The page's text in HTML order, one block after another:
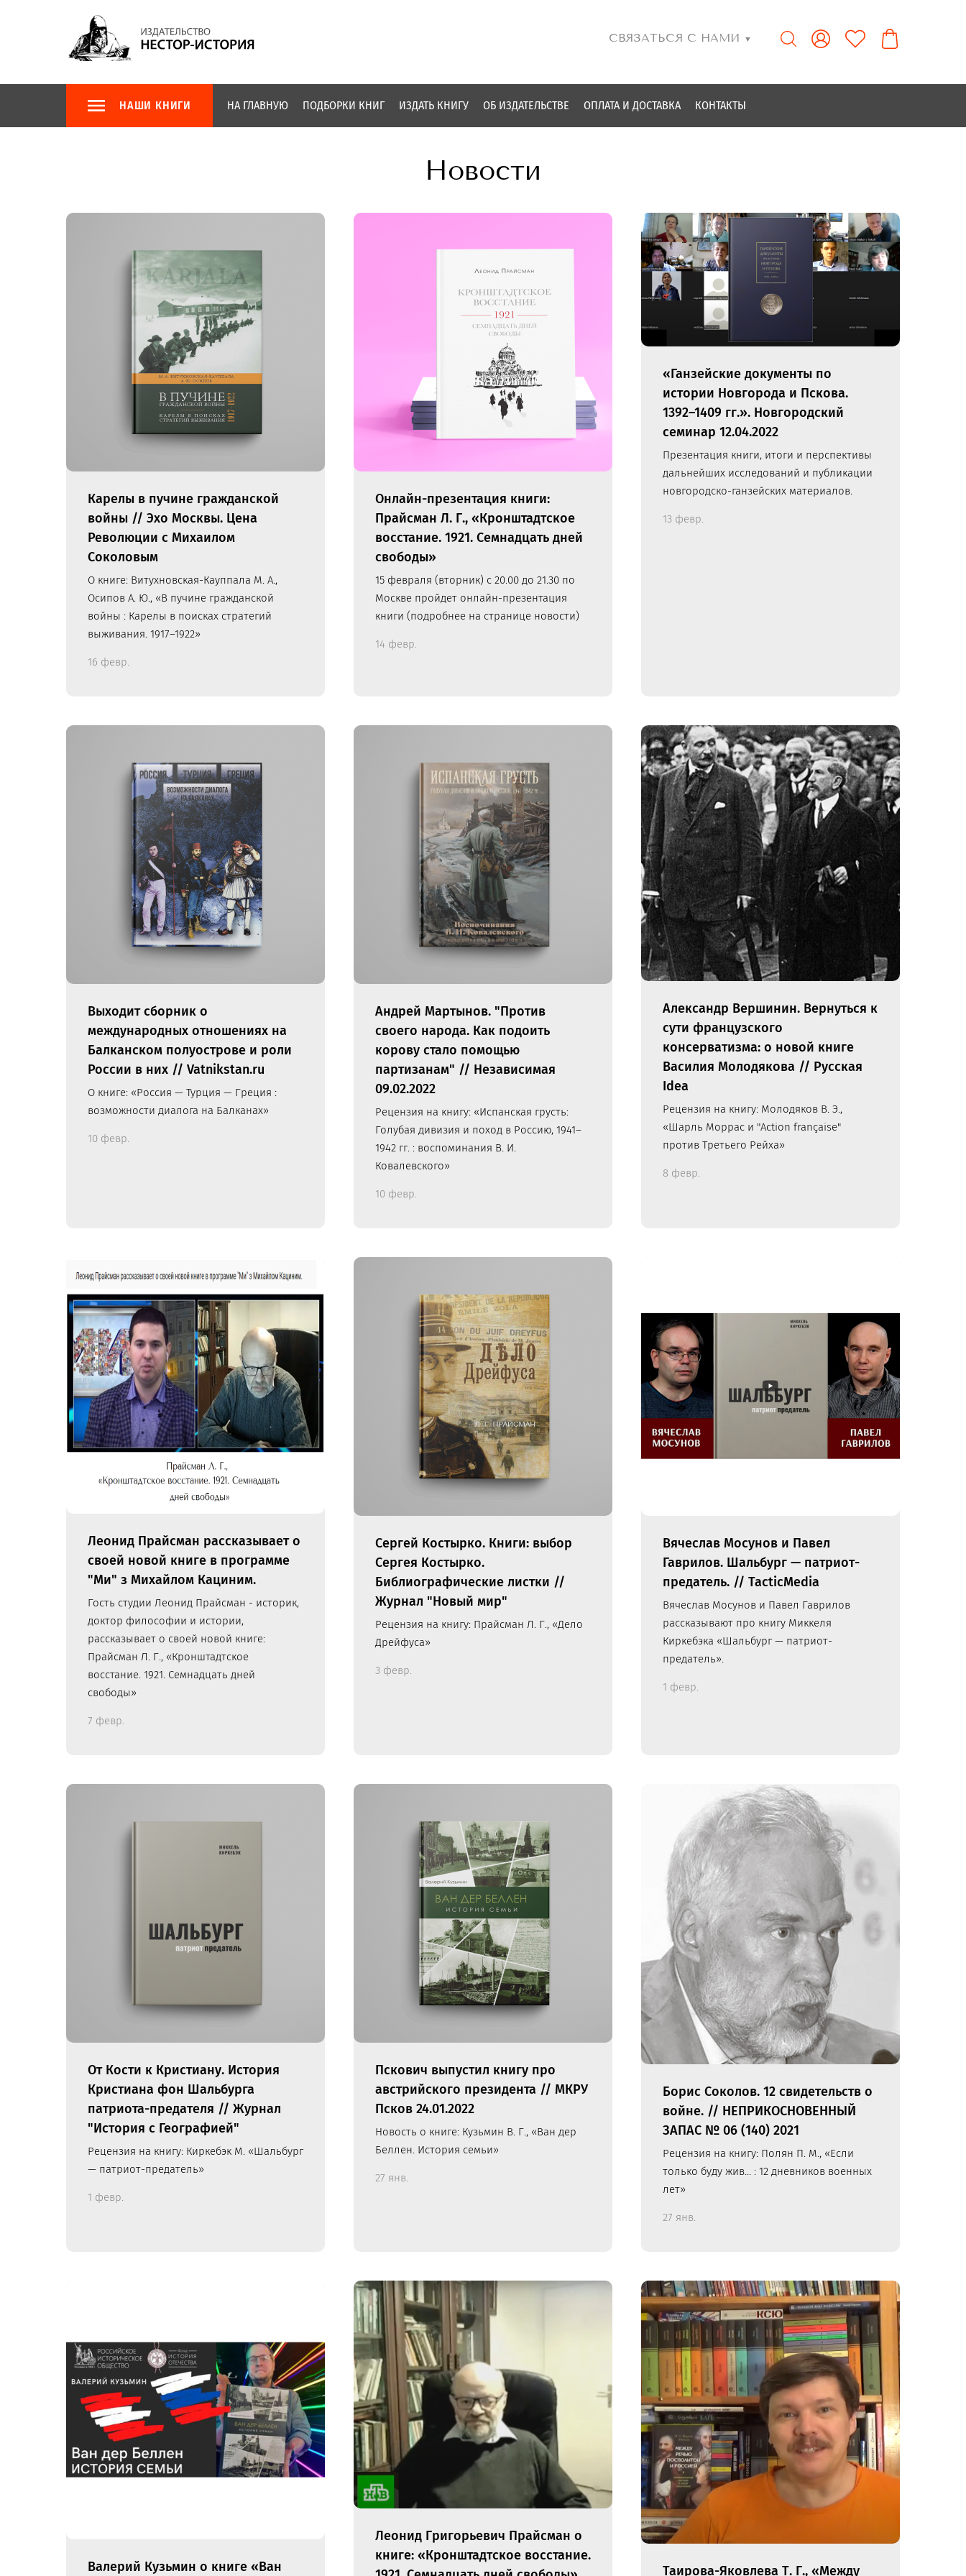
СВЯЗАТЬСЯ С НАМИ ▼
НАШИ КНИГИ НА ГЛАВНУЮ ПОДБОРКИ КНИГ ИЗДАТЬ КНИГУ ОБ ИЗДАТЕЛЬСТВЕ ОПЛАТА И ДОСТАВКА КОНТАКТЫ
Новости
Карелы в пучине гражданской
войны // Эхо Москвы. Цена
Революции с Михаилом
Соколовым
О книге: Витухновская-Кауппала М. А.,
Осипов А. Ю., «В пучине гражданской
войны : Карелы в поисках стратегий
выживания. 1917–1922»
16 февр.
Онлайн-презентация книги:
Прайсман Л. Г., «Кронштадтское
восстание. 1921. Семнадцать дней
свободы»
15 февраля (вторник) с 20.00 до 21.30 по
Москве пройдет онлайн-презентация
книги (подробнее на странице новости)
14 февр.
«Ганзейские документы по
истории Новгорода и Пскова.
1392–1409 гг.». Новгородский
семинар 12.04.2022
Презентация книги, итоги и перспективы
дальнейших исследований и публикации
новгородско-ганзейских материалов.
13 февр.
Выходит сборник о
международных отношениях на
Балканском полуострове и роли
России в них // Vatnikstan.ru
О книге: «Россия — Турция — Греция :
возможности диалога на Балканах»
10 февр.
Андрей Мартынов. "Против
своего народа. Как подоить
корову стало помощью
партизанам" // Независимая
09.02.2022
Рецензия на книгу: «Испанская грусть:
Голубая дивизия и поход в Россию, 1941–
1942 гг. : воспоминания В. И.
Ковалевского»
10 февр.
Александр Вершинин. Вернуться к
сути французского
консерватизма: о новой книге
Василия Молодякова // Русская
Idea
Рецензия на книгу: Молодяков В. Э.,
«Шарль Моррас и "Action française"
против Третьего Рейха»
8 февр.
Леонид Прайсман рассказывает о
своей новой книге в программе
"Ми" з Михайлом Кациним.
Гость студии Леонид Прайсман - историк,
доктор философии и истории,
рассказывает о своей новой книге:
Прайсман Л. Г., «Кронштадтское
восстание. 1921. Семнадцать дней
свободы»
7 февр.
Сергей Костырко. Книги: выбор
Сергея Костырко.
Библиографические листки //
Журнал "Новый мир"
Рецензия на книгу: Прайсман Л. Г., «Дело
Дрейфуса»
3 февр.
Вячеслав Мосунов и Павел
Гаврилов. Шальбург — патриот-
предатель. // TacticMedia
Вячеслав Мосунов и Павел Гаврилов
рассказывают про книгу Миккеля
Киркебэка «Шальбург — патриот-
предатель».
1 февр.
От Кости к Кристиану. История
Кристиана фон Шальбурга
патриота-предателя // Журнал
"История с Географией"
Рецензия на книгу: Киркебэк М. «Шальбург
— патриот-предатель»
1 февр.
Пскович выпустил книгу про
австрийского президента // МКРУ
Псков 24.01.2022
Новость о книге: Кузьмин В. Г., «Ван дер
Беллен. История семьи»
27 янв.
Борис Соколов. 12 свидетельств о
войне. // НЕПРИКОСНОВЕННЫЙ
ЗАПАС № 06 (140) 2021
Рецензия на книгу: Полян П. М., «Если
только буду жив... : 12 дневников военных
лет»
27 янв.
Валерий Кузьмин о книге «Ван
Леонид Григорьевич Прайсман о
книге: «Кронштадтское восстание.
Таирова-Яковлева Т. Г., «Между